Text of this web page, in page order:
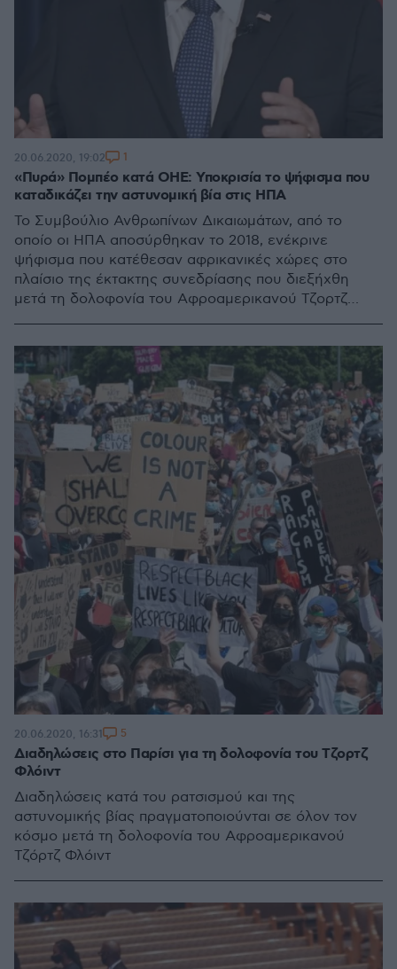
«Πυρά» Πομπέο κατά ΟΗΕ: Υποκρισία το ψήφισμα που
καταδικάζει την αστυνομική βία στις ΗΠΑ
Το Συμβούλιο Ανθρωπίνων Δικαιωμάτων, από το
οποίο οι ΗΠΑ αποσύρθηκαν το 2018, ενέκρινε
ψήφισμα που κατέθεσαν αφρικανικές χώρες στο
πλαίσιο της έκτακτης συνεδρίασης που διεξήχθη
μετά τη δολοφονία του Αφροαμερικανού Τζορτζ
20.06.2020, 19:02 1
Διαδηλώσεις στο Παρίσι για τη δολοφονία του Τζορτζ
Φλόιντ
Διαδηλώσεις κατά του ρατσισμού και της
αστυνομικής βίας πραγματοποιούνται σε όλον τον
κόσμο μετά τη δολοφονία του Αφροαμερικανού
Τζόρτζ Φλόιντ
20.06.2020, 16:31 5